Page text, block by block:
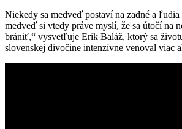
Niekedy sa medveď postaví na zadné a
medveď si vtedy práve myslí, že sa útočí na
brániť,“ vysvetľuje Erik Baláž, ktorý sa
slovenskej divočine intenzívne venoval viac